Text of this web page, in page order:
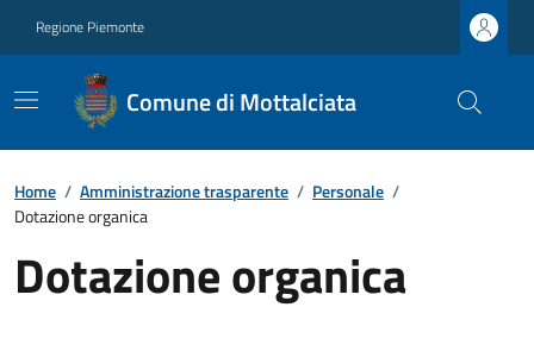
Regione Piemonte
Comune di Mottalciata
Home / Amministrazione trasparente / Personale /
Dotazione organica
Dotazione organica